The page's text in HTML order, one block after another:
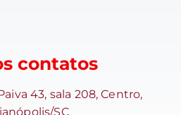
contatos
43, sala 208, Centro,
SC